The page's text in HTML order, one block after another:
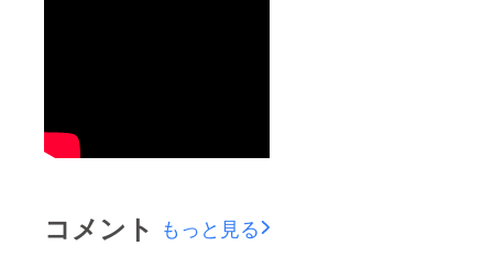
コメント もっと見る